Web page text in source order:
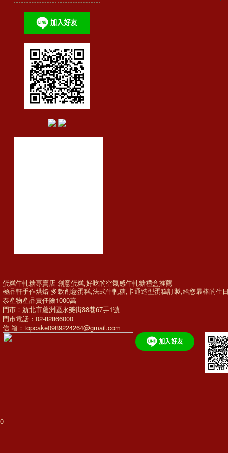
蛋糕牛軋糖專賣店-創意蛋糕,好吃的空氣感牛軋糖禮盒推薦
極品軒手作烘焙-多款創意蛋糕,法式牛軋糖,卡通造型蛋糕訂製,給您最棒的生
泰產物產品責任險1000萬
門市：新北市蘆洲區永樂街38巷67弄1號
門市電話：02-82866000
信 箱：topcake0989224264@gmail.com
0